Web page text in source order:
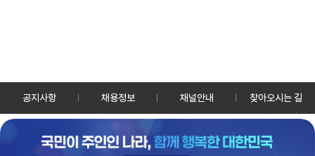
공지사항 채용정보 채널안내 찾아오시는 길
30128 세종특별자치시 정부2청사로 13 한국정책방송원 KTV
TEL: 044-204-8000